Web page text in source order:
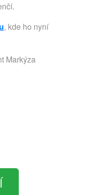
, kde ho nyní
Markýza